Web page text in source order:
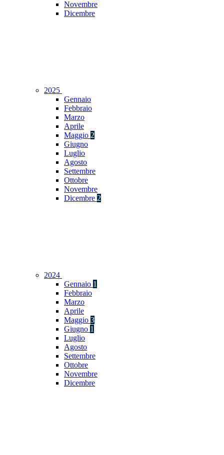
Novembre
Dicembre
2025
Gennaio
Febbraio
Marzo
Aprile
Maggio 2
Giugno
Luglio
Agosto
Settembre
Ottobre
Novembre
Dicembre 2
2024
Gennaio 1
Febbraio
Marzo
Aprile
Maggio 3
Giugno 1
Luglio
Agosto
Settembre
Ottobre
Novembre
Dicembre